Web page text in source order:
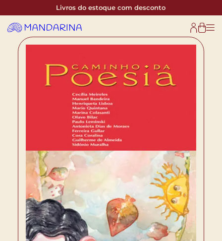
Livros do estoque com desconto